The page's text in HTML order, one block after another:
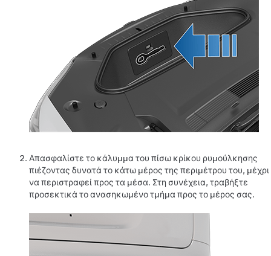
Απασφαλίστε το κάλυμμα του πίσω κρίκου ρυμούλκησης
πιέζοντας δυνατά το κάτω μέρος της περιμέτρου του, μέχρι
να περιστραφεί προς τα μέσα. Στη συνέχεια, τραβήξτε
προσεκτικά το ανασηκωμένο τμήμα προς το μέρος σας.